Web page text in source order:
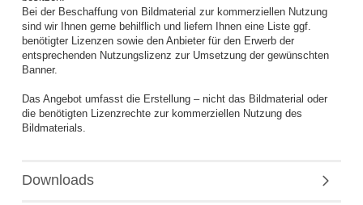
Bei der Beschaffung von Bildmaterial zur kommerziellen Nutzung
sind wir Ihnen gerne behilflich und liefern Ihnen eine Liste ggf.
benötigter Lizenzen sowie den Anbieter für den Erwerb der
entsprechenden Nutzungslizenz zur Umsetzung der gewünschten
Banner.
Das Angebot umfasst die Erstellung – nicht das Bildmaterial oder
die benötigten Lizenzrechte zur kommerziellen Nutzung des
Bildmaterials.
Downloads